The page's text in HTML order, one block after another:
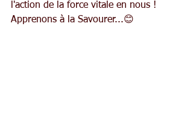
l'action de la force vitale en nous !
Apprenons à la Savourer...😊